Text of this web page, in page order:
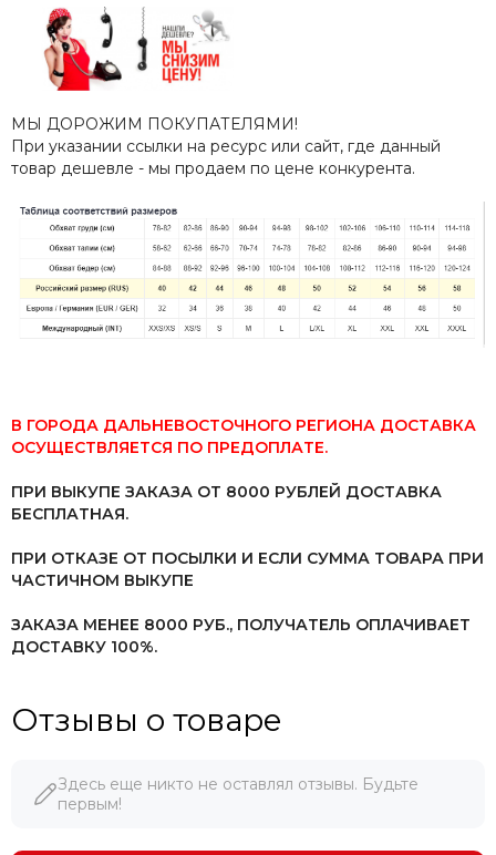
МЫ ДОРОЖИМ ПОКУПАТЕЛЯМИ!
При указании ссылки на ресурс или сайт, где данный
товар дешевле - мы продаем по цене конкурента.
В ГОРОДА ДАЛЬНЕВОСТОЧНОГО РЕГИОНА ДОСТАВКА
ОСУЩЕСТВЛЯЕТСЯ ПО ПРЕДОПЛАТЕ.
ПРИ ВЫКУПЕ ЗАКАЗА ОТ 8000 РУБЛЕЙ ДОСТАВКА
БЕСПЛАТНАЯ.
ПРИ ОТКАЗЕ ОТ ПОСЫЛКИ И ЕСЛИ СУММА ТОВАРА ПРИ
ЧАСТИЧНОМ ВЫКУПЕ
ЗАКАЗА МЕНЕЕ 8000 РУБ., ПОЛУЧАТЕЛЬ ОПЛАЧИВАЕТ
ДОСТАВКУ 100%.
Отзывы о товаре
Здесь еще никто не оставлял отзывы. Будьте
первым!